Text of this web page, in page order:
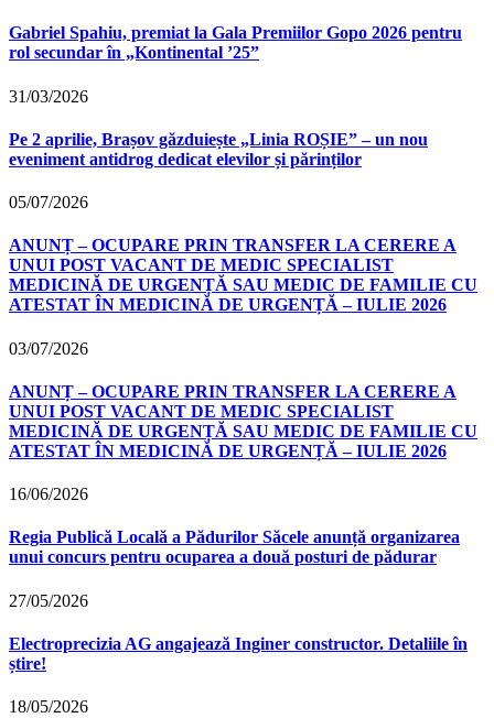
Gabriel Spahiu, premiat la Gala Premiilor Gopo 2026 pentru
rol secundar în „Kontinental ’25”
31/03/2026
Pe 2 aprilie, Brașov găzduiește „Linia ROȘIE” – un nou
eveniment antidrog dedicat elevilor și părinților
05/07/2026
ANUNȚ – OCUPARE PRIN TRANSFER LA CERERE A
UNUI POST VACANT DE MEDIC SPECIALIST
MEDICINĂ DE URGENȚĂ SAU MEDIC DE FAMILIE CU
ATESTAT ÎN MEDICINĂ DE URGENȚĂ – IULIE 2026
03/07/2026
ANUNȚ – OCUPARE PRIN TRANSFER LA CERERE A
UNUI POST VACANT DE MEDIC SPECIALIST
MEDICINĂ DE URGENȚĂ SAU MEDIC DE FAMILIE CU
ATESTAT ÎN MEDICINĂ DE URGENȚĂ – IULIE 2026
16/06/2026
Regia Publică Locală a Pădurilor Săcele anunță organizarea
unui concurs pentru ocuparea a două posturi de pădurar
27/05/2026
Electroprecizia AG angajează Inginer constructor. Detaliile în
știre!
18/05/2026